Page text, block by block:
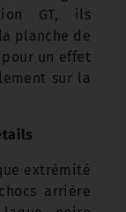
GT, ils
planche de
un effet
sur la
extrémité
arrière